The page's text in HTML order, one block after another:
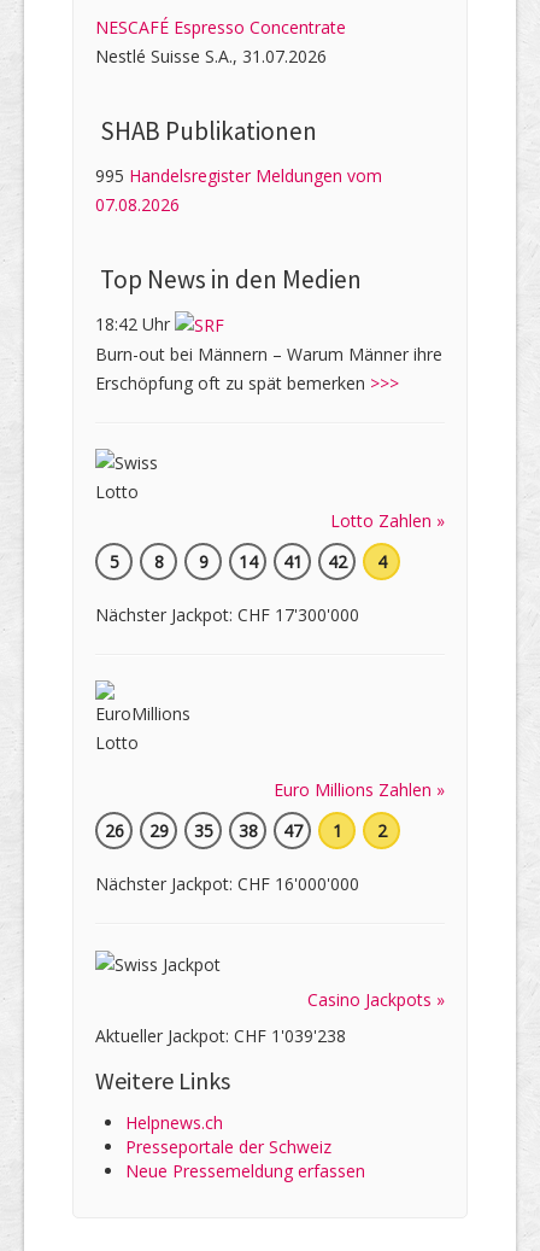
NESCAFÉ Espresso Concentrate
Nestlé Suisse S.A., 31.07.2026
SHAB Publi­kati­onen
995 Handelsregister Meldungen vom
07.08.2026
Top News in den Medien
18:42 Uhr
Burn-out bei Männern – Warum Männer ihre
Erschöpfung oft zu spät bemerken >>>
Lotto Zahlen »
5
8 9 14 41 42 4
Nächster Jackpot: CHF 17'300'000
Euro Millions Zahlen »
26
29 35 38 47 1 2
Nächster Jackpot: CHF 16'000'000
Casino Jackpots »
Aktueller Jackpot: CHF 1'039'238
Weitere Links
Helpnews.ch
Presseportale der Schweiz
Neue Pressemeldung erfassen